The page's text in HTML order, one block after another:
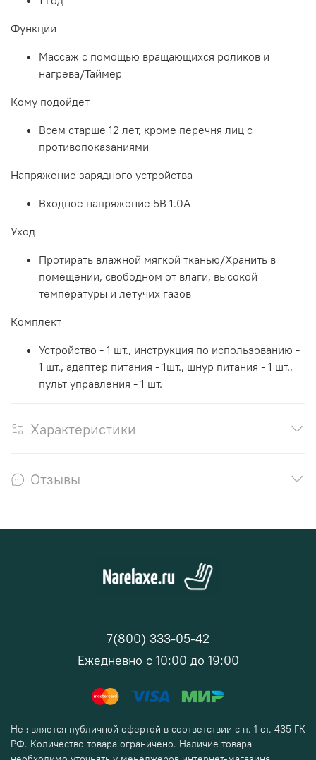
Функции
Массаж с помощью вращающихся роликов и
нагрева/Таймер
Кому подойдет
Всем старше 12 лет, кроме перечня лиц с
противопоказаниями
Напряжение зарядного устройства
Входное напряжение 5В 1.0А
Уход
Протирать влажной мягкой тканью/Хранить в
помещении, свободном от влаги, высокой
температуры и летучих газов
Комплект
Устройство - 1 шт., инструкция по использованию -
1 шт., адаптер питания - 1шт., шнур питания - 1 шт.,
пульт управления - 1 шт.
Характеристики
Отзывы
7(800) 333-05-42
Ежедневно с 10:00 до 19:00
Не является публичной офертой в соответствии с п. 1 ст. 435 ГК
РФ. Количество товара ограничено. Наличие товара